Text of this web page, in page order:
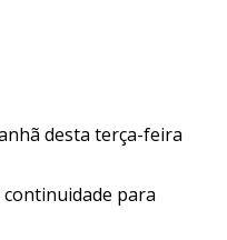
desta terça-feira
para